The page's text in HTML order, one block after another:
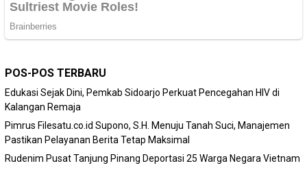
POS-POS TERBARU
Edukasi Sejak Dini, Pemkab Sidoarjo Perkuat Pencegahan HIV di
Kalangan Remaja
Pimrus Filesatu.co.id Supono, S.H. Menuju Tanah Suci, Manajemen
Pastikan Pelayanan Berita Tetap Maksimal
Rudenim Pusat Tanjung Pinang Deportasi 25 Warga Negara Vietnam